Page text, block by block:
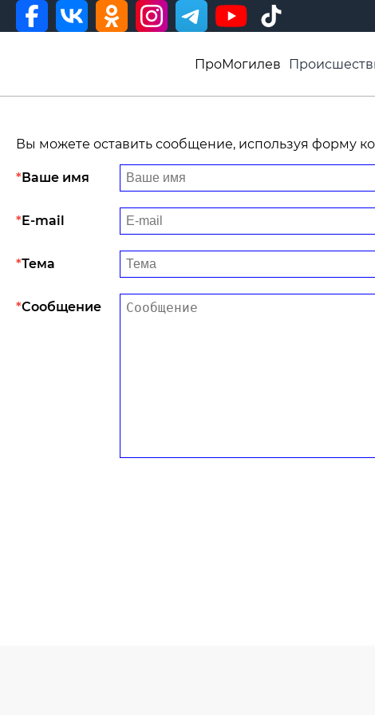
ПроМогилев
Видео ВБ
Вы можете оставить сообщение, используя форму
Ваше имя
E-mail
Тема
Сообщение